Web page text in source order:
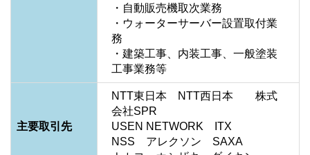
・自動販売機取次業務
・ウォーターサーバー設置取付業
務
・建築工事、内装工事、一般塗装
工事業務等
主要取引先
NTT東日本　NTT西日本　　株式
会社SPR
USEN NETWORK　ITX
NSS　アレクソン　SAXA